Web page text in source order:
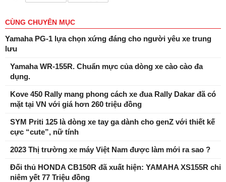
CÙNG CHUYÊN MỤC
Yamaha PG-1 lựa chọn xứng đáng cho người yêu xe trung
lưu
Yamaha WR-155R. Chuẩn mực của dòng xe cào cào đa
dụng.
Kove 450 Rally mang phong cách xe đua Rally Dakar đã có
mặt tại VN với giá hơn 260 triệu đồng
SYM Priti 125 là dòng xe tay ga dành cho genZ với thiết kế
cực “cute”, nữ tính
2023 Thị trường xe máy Việt Nam được làm mới ra sao ?
Đối thủ HONDA CB150R đã xuất hiện: YAMAHA XS155R chỉ
niêm yết 77 Triệu đồng